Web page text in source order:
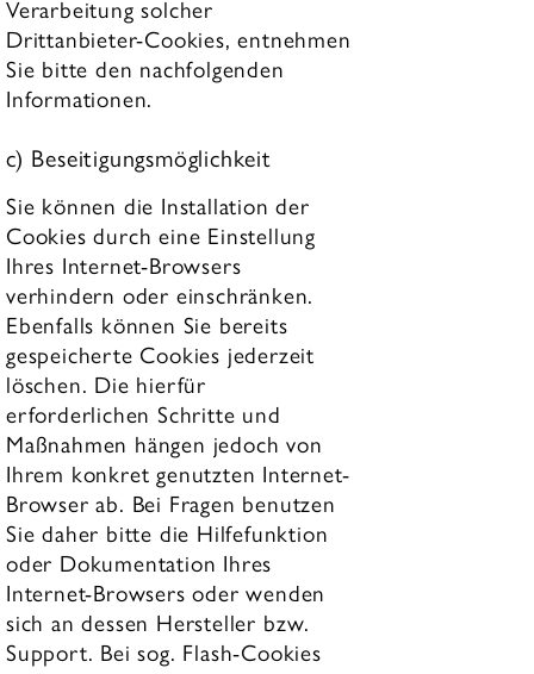
Verarbeitung solcher
Drittanbieter-Cookies, entnehmen
Sie bitte den nachfolgenden
Informationen.
c) Beseitigungsmöglichkeit
Sie können die Installation der
Cookies durch eine Einstellung
Ihres Internet-Browsers
verhindern oder einschränken.
Ebenfalls können Sie bereits
gespeicherte Cookies jederzeit
löschen. Die hierfür
erforderlichen Schritte und
Maßnahmen hängen jedoch von
Ihrem konkret genutzten Internet-
Browser ab. Bei Fragen benutzen
Sie daher bitte die Hilfefunktion
oder Dokumentation Ihres
Internet-Browsers oder wenden
sich an dessen Hersteller bzw.
Support. Bei sog. Flash-Cookies